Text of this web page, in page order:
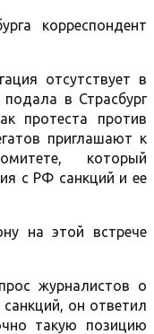
корреспондент
отсутствует в
в Страсбург
протеста против
приглашают к
который
с РФ санкций и ее
на этой встрече
журналистов о
он ответил
такую позицию